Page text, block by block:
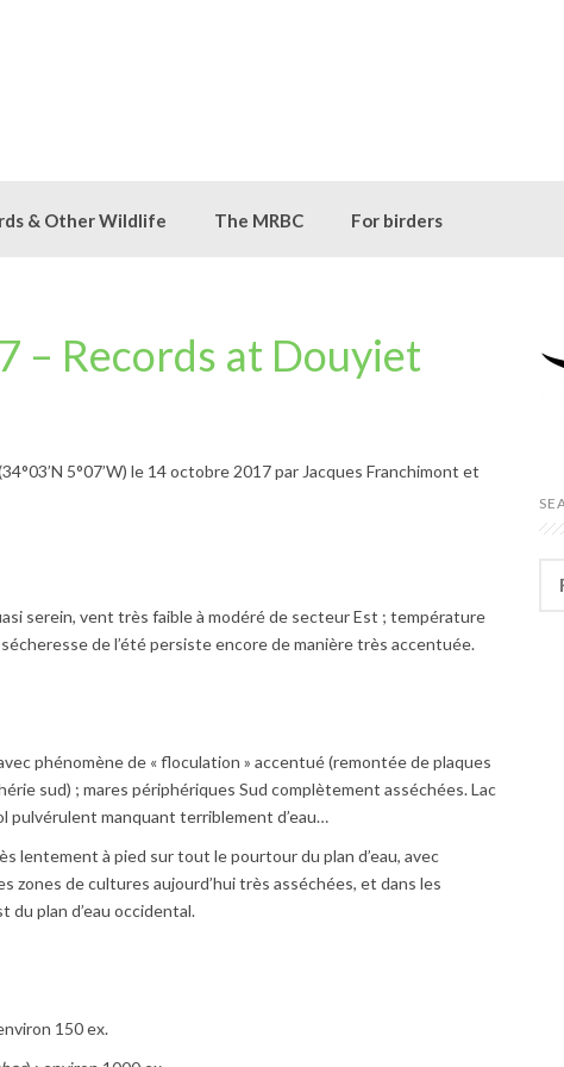
& Other Wildlife The MRBC For birders
– Records at Douyiet
5°07’W) le 14 octobre 2017 par Jacques Franchimont et
serein, vent très faible à modéré de secteur Est ; température
de l’été persiste encore de manière très accentuée.
phénomène de « floculation » accentué (remontée de plaques
sud) ; mares périphériques Sud complètement asséchées. Lac
pulvérulent manquant terriblement d’eau…
lentement à pied sur tout le pourtour du plan d’eau, avec
zones de cultures aujourd’hui très asséchées, et dans les
du plan d’eau occidental.
150 ex.